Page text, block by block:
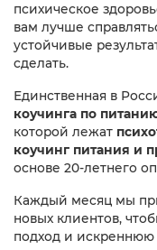
психическое
вам лучше
устойчивые
сделать.
Единственная в
коучинга по
которой лежат
коучинг питания и
основе 20-летнего
Каждый месяц мы
новых клиентов,
подход и искреннюю